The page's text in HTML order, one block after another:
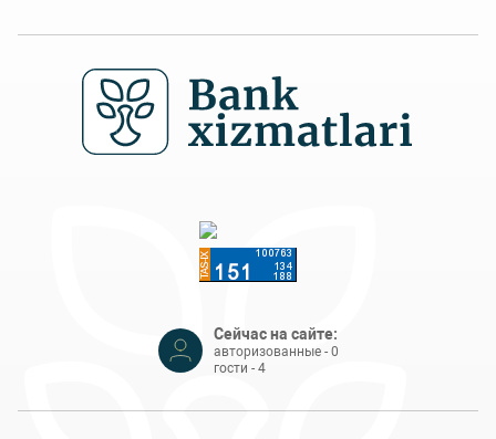
Сейчас на сайте:
авторизованные - 0
гости - 4